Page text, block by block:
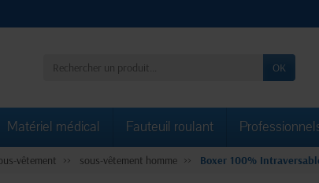
OK
Matériel médical Fauteuil roulant
vêtement sous-vêtement homme Boxer 100%